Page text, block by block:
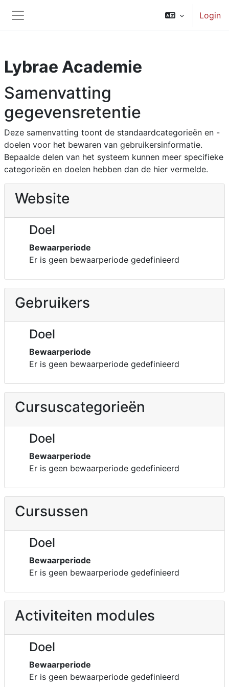
Zijpaneel
Login
Lybrae Academie
Samenvatting
gegevensretentie
Deze samenvatting toont de standaardcategorieën en -
doelen voor het bewaren van gebruikersinformatie.
Bepaalde delen van het systeem kunnen meer specifieke
categorieën en doelen hebben dan de hier vermelde.
Website
Doel
Bewaarperiode
Er is geen bewaarperiode gedefinieerd
Gebruikers
Doel
Bewaarperiode
Er is geen bewaarperiode gedefinieerd
Cursuscategorieën
Doel
Bewaarperiode
Er is geen bewaarperiode gedefinieerd
Cursussen
Doel
Bewaarperiode
Er is geen bewaarperiode gedefinieerd
Activiteiten modules
Doel
Bewaarperiode
Er is geen bewaarperiode gedefinieerd